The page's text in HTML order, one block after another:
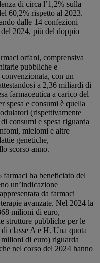
di circa l’1,2% sulla
60,2% rispetto al 2023.
dalle 14 confezioni
2024, più del doppio
orfani, comprensiva
pubbliche e
con un
a 2,36 miliardi di
farmaceutica a carico del
spesa e consumi è quella
(rispettivamente
consumi e spesa riguarda
mielomi e altre
genetiche,
scorso anno.
ha beneficiato del
un’indicazione
da farmaci
avanzate. Nel 2024 la
milioni di euro,
strutture pubbliche per le
classe A e H. Una quota
di euro) riguarda
nel corso del 2024 hanno